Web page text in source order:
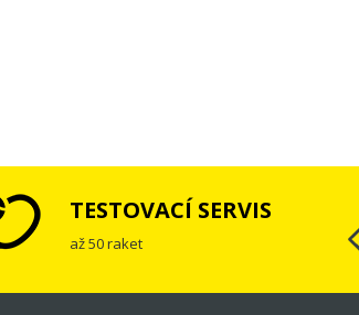
TESTOVACÍ SERVIS
až 50 raket